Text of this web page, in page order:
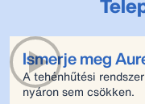
Ismerje meg
A tehénhűtési
nyáron sem csökken.